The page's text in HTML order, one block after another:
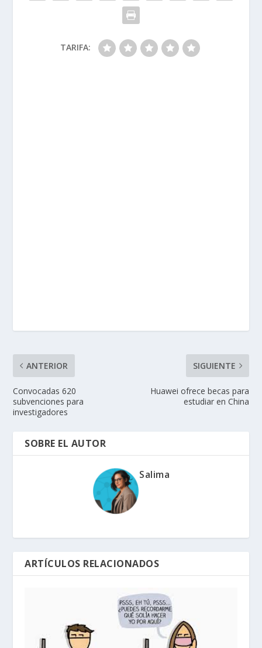
TARIFA:
ANTERIOR
Convocadas 620
subvenciones para
investigadores
SIGUIENTE
Huawei ofrece becas para
estudiar en China
SOBRE EL AUTOR
Salima
ARTÍCULOS RELACIONADOS